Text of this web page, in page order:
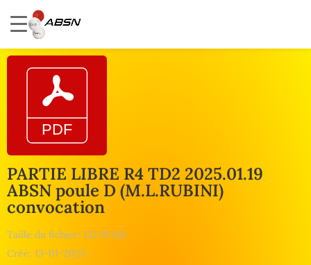
PARTIE LIBRE R4 TD2 2025.01.19
ABSN poule D (M.L.RUBINI)
convocation
Taille du fichier: 132.79 KB
Créé: 13-01-2025